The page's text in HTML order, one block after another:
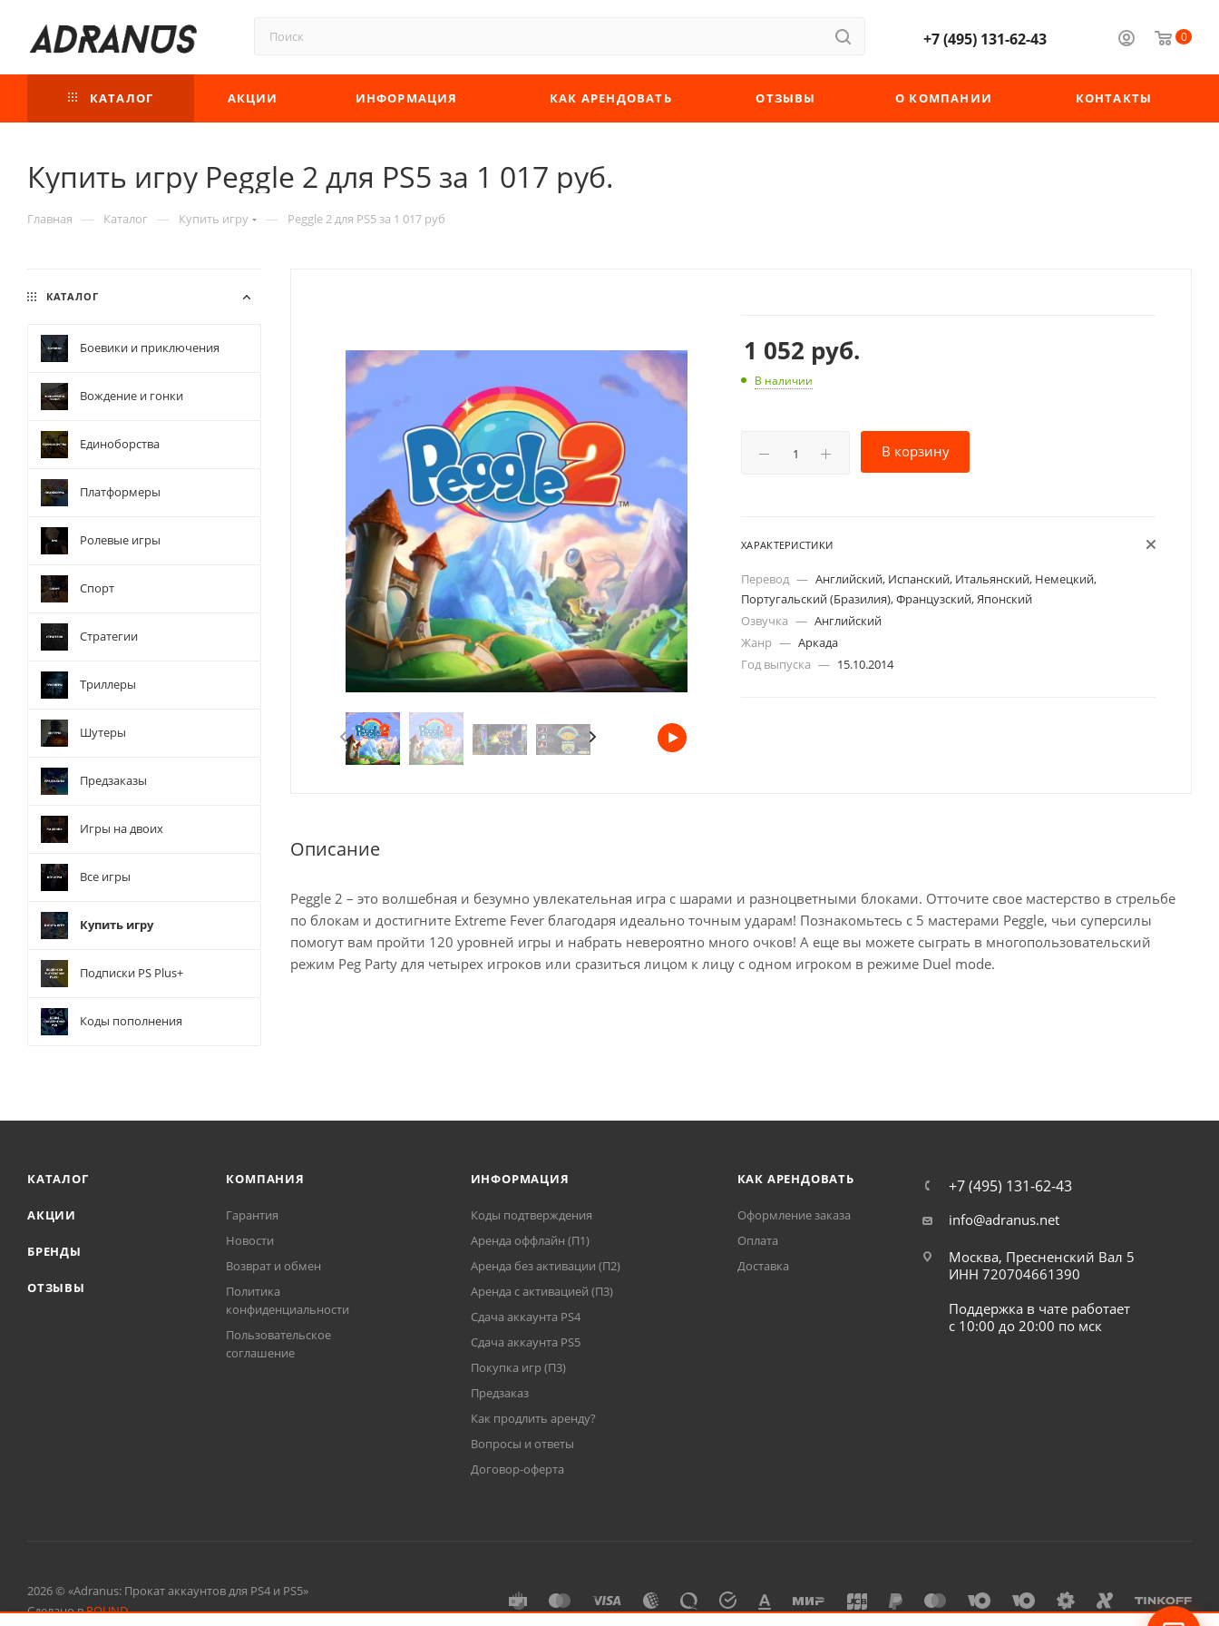
0
+7 (495) 131-62-43
КАТАЛОГ АКЦИИ ИНФОРМАЦИЯ КАК АРЕНДОВАТЬ ОТЗЫВЫ О КОМПАНИИ КОНТАКТЫ
Купить игру Peggle 2 для PS5 за 1 017 руб.
Главная — Каталог — Купить игру — Peggle 2 для PS5 за 1 017 руб
1 052 руб.
В наличии
В корзину
ХАРАКТЕРИСТИКИ
Перевод — Английский, Испанский, Итальянский, Немецкий,
Португальский (Бразилия), Французский, Японский
Озвучка — Английский
Жанр — Аркада
Год выпуска — 15.10.2014
Описание
Peggle 2 – это волшебная и безумно увлекательная игра с шарами и разноцветными блоками. Отточите свое мастерство в стрельбе
по блокам и достигните Extreme Fever благодаря идеально точным ударам! Познакомьтесь с 5 мастерами Peggle, чьи суперсилы
помогут вам пройти 120 уровней игры и набрать невероятно много очков! А еще вы можете сыграть в многопользовательский
режим Peg Party для четырех игроков или сразиться лицом к лицу с одном игроком в режиме Duel mode.
КАТАЛОГ
Боевики и приключения
Вождение и гонки
Единоборства
Платформеры
Ролевые игры
Спорт
Стратегии
Триллеры
Шутеры
Предзаказы
Игры на двоих
Все игры
Купить игру
Подписки PS Plus+
Коды пополнения
КАТАЛОГ
АКЦИИ
БРЕНДЫ
ОТЗЫВЫ
КОМПАНИЯ
Гарантия
Новости
Возврат и обмен
Политика
конфиденциальности
Пользовательское
соглашение
ИНФОРМАЦИЯ
Коды подтверждения
Аренда оффлайн (П1)
Аренда без активации (П2)
Аренда с активацией (П3)
Сдача аккаунта PS4
Cдача аккаунта PS5
Покупка игр (П3)
Предзаказ
Как продлить аренду?
Вопросы и ответы
Договор-оферта
КАК АРЕНДОВАТЬ
Оформление заказа
Оплата
Доставка
+7 (495) 131-62-43
info@adranus.net
Москва, Пресненский Вал 5
ИНН 720704661390
Поддержка в чате работает
с 10:00 до 20:00 по мск
2026 © «Adranus: Прокат аккаунтов для PS4 и PS5»
Сделано вROUND